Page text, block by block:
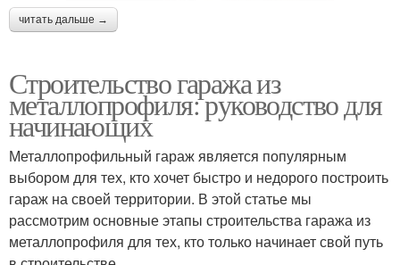
читать дальше →
Строительство гаража из
металлопрофиля: руководство для
начинающих
Металлопрофильный гараж является популярным
выбором для тех, кто хочет быстро и недорого построить
гараж на своей территории. В этой статье мы
рассмотрим основные этапы строительства гаража из
металлопрофиля для тех, кто только начинает свой путь